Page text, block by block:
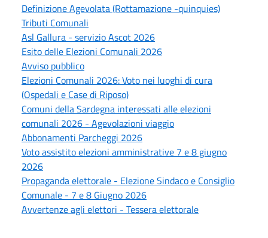
Definizione Agevolata (Rottamazione -quinquies)
Tributi Comunali
Asl Gallura - servizio Ascot 2026
Esito delle Elezioni Comunali 2026
Avviso pubblico
Elezioni Comunali 2026: Voto nei luoghi di cura
(Ospedali e Case di Riposo)
Comuni della Sardegna interessati alle elezioni
comunali 2026 - Agevolazioni viaggio
Abbonamenti Parcheggi 2026
Voto assistito elezioni amministrative 7 e 8 giugno
2026
Propaganda elettorale - Elezione Sindaco e Consiglio
Comunale - 7 e 8 Giugno 2026
Avvertenze agli elettori - Tessera elettorale